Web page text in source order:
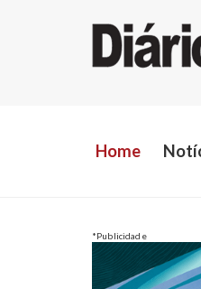
Home
*Publicidade